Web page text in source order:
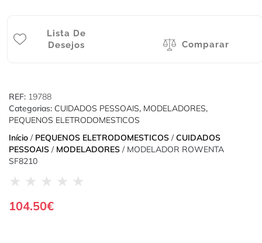
Lista De
Desejos
Comparar
REF: 19788
Categorias: CUIDADOS PESSOAIS, MODELADORES,
PEQUENOS ELETRODOMESTICOS
Início / PEQUENOS ELETRODOMESTICOS / CUIDADOS
PESSOAIS / MODELADORES / MODELADOR ROWENTA
SF8210
★ ★ ★ ★ ★
104.50€